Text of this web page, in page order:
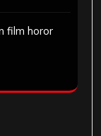
film horor